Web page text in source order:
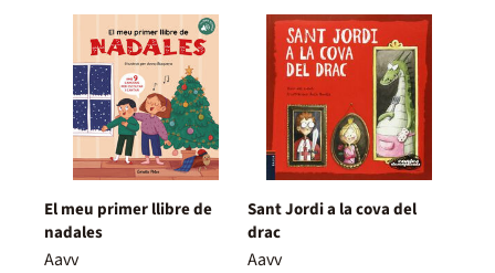
El meu primer llibre de
nadales
Aavv
Sant Jordi a la cova del
drac
Aavv